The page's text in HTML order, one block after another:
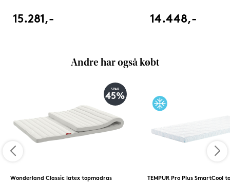
15.281,- 14.448,-
Andre har også købt
SPAR
45%
Wonderland Classic latex topmadras TEMPUR Pro Plus SmartCool